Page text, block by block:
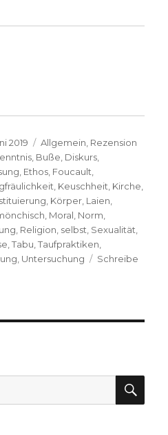
2019 Kategorien
Allgemein Rezension
Buße Diskurs
Ethos Foucault
Keuschheit Kirche
Körper Laien
Moral Norm
Religion selbst Sexualität
,Tabu ,Taufpraktiken
Untersuchung
Schreibe